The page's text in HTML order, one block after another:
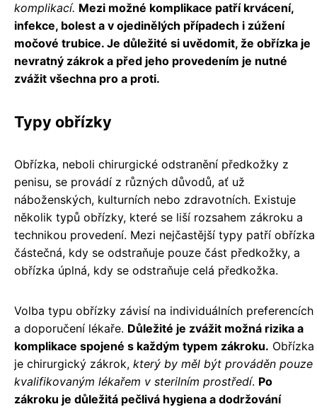
komplikací. Mezi možné komplikace patří krvácení,
infekce, bolest a v ojedinělých případech i zúžení
močové trubice. Je důležité si uvědomit, že obřízka je
nevratný zákrok a před jeho provedením je nutné
zvážit všechna pro a proti.
Typy obřízky
Obřízka, neboli chirurgické odstranění předkožky z
penisu, se provádí z různých důvodů, ať už
náboženských, kulturních nebo zdravotních. Existuje
několik typů obřízky, které se liší rozsahem zákroku a
technikou provedení. Mezi nejčastější typy patří obřízka
částečná, kdy se odstraňuje pouze část předkožky, a
obřízka úplná, kdy se odstraňuje celá předkožka.
Volba typu obřízky závisí na individuálních preferencích
a doporučení lékaře. Důležité je zvážit možná rizika a
komplikace spojené s každým typem zákroku. Obřízka
je chirurgický zákrok, který by měl být prováděn pouze
kvalifikovaným lékařem v sterilním prostředí. Po
zákroku je důležitá pečlivá hygiena a dodržování